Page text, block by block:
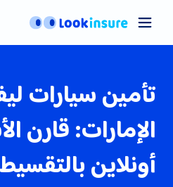
تأمين
اتصل
المدوّنة
تأمين سيارات
الإمارات: قارن
أونلاين بالتقسيط